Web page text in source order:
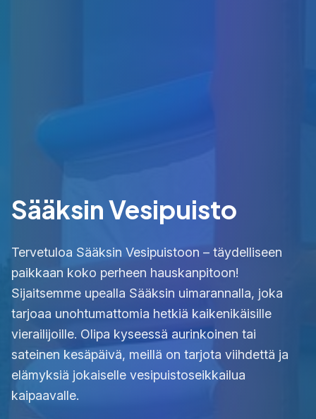
Sääksin Vesipuisto
Tervetuloa Sääksin Vesipuistoon – täydelliseen
paikkaan koko perheen hauskanpitoon!
Sijaitsemme upealla Sääksin uimarannalla, joka
tarjoaa unohtumattomia hetkiä kaikenikäisille
vierailijoille. Olipa kyseessä aurinkoinen tai
sateinen kesäpäivä, meillä on tarjota viihdettä ja
elämyksiä jokaiselle vesipuistoseikkailua
kaipaavalle.